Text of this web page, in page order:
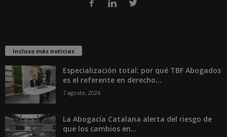
Incluso más noticias
Especialización total: por qué TBF Abogados
es el referente en derecho...
7 agosto, 2026
La Abogacía Catalana alerta del riesgo de
que los cambios en...